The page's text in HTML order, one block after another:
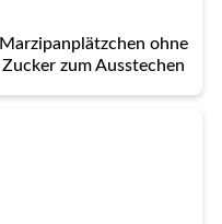
Marzipanplätzchen ohne
Zucker zum Ausstechen